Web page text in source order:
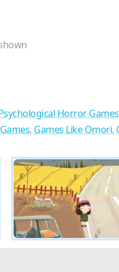
Horror Games
, Games Like Omori,